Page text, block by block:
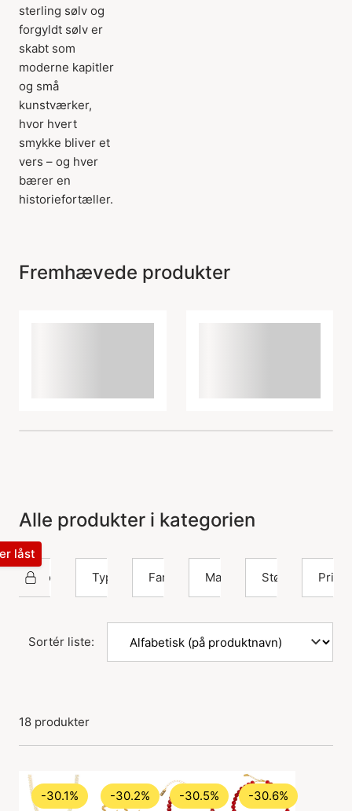
sterling sølv og
forgyldt sølv er
skabt som
moderne kapitler
og små
kunstværker,
hvor hvert
smykke bliver et
vers – og hver
bærer en
historiefortæller.
Fremhævede produkter
Alle produkter i kategorien
House Of Vincent
låst
Type
Farve Materiale Størrelse Pris
Sortér liste:
18 produkter
-30.1% -30.2% -30.5% -30.6%